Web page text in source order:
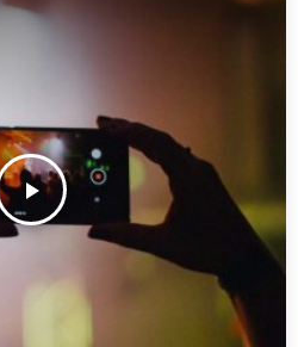
play_arrow